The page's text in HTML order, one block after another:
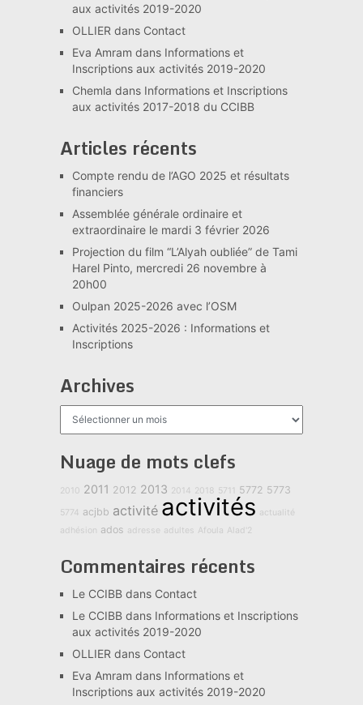
aux activités 2019-2020
OLLIER dans Contact
Eva Amram dans Informations et
Inscriptions aux activités 2019-2020
Chemla dans Informations et Inscriptions
aux activités 2017-2018 du CCIBB
Articles récents
Compte rendu de l’AGO 2025 et résultats
financiers
Assemblée générale ordinaire et
extraordinaire le mardi 3 février 2026
Projection du film “L’Alyah oubliée” de Tami
Harel Pinto, mercredi 26 novembre à
20h00
Oulpan 2025-2026 avec l’OSM
Activités 2025-2026 : Informations et
Inscriptions
Archives
Archives
Nuage de mots clefs
2010 2011 2012 2013 2014 2018 5711 5772 5773
5774 acjbb activité activités actualité
adhésion ados adresse adultes Afoula Alad'2
Commentaires récents
Le CCIBBdans Contact
Le CCIBBdans Informations et Inscriptions
aux activités 2019-2020
OLLIER dans Contact
Eva Amram dans Informations et
Inscriptions aux activités 2019-2020